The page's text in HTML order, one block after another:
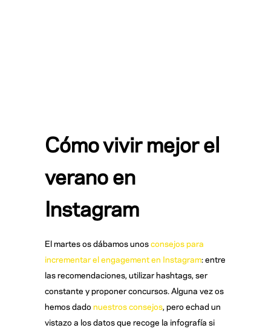
Cómo vivir mejor el
verano en
Instagram
El martes os dábamos unosconsejos para
incrementar el engagement en Instagram: entre
las recomendaciones, utilizar hashtags, ser
constante y proponer concursos. Alguna vez os
hemos dado nuestros consejos , pero echad un
vistazo a los datos que recoge la infografía si